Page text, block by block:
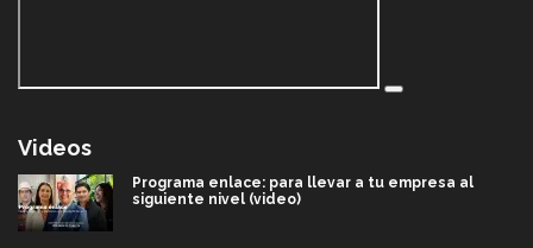
Videos
Programa enlace: para llevar a tu empresa al
siguiente nivel (video)